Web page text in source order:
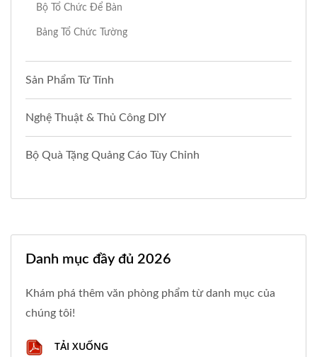
Bộ Tổ Chức Để Bàn
Bảng Tổ Chức Tường
Sản Phẩm Từ Tính
Nghệ Thuật & Thủ Công DIY
Bộ Quà Tặng Quảng Cáo Tùy Chỉnh
Danh mục đầy đủ 2026
Khám phá thêm văn phòng phẩm từ danh mục của
chúng tôi!
TẢI XUỐNG